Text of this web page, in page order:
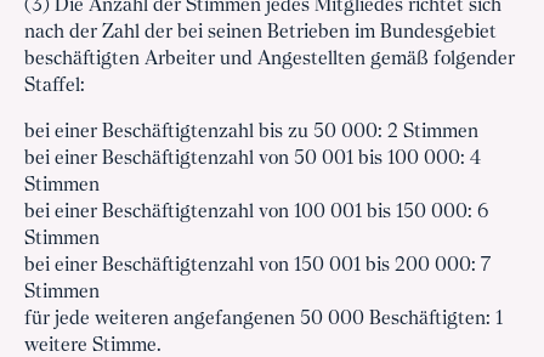
(3) Die Anzahl der Stimmen jedes Mitgliedes richtet sich
nach der Zahl der bei seinen Betrieben im Bundesgebiet
beschäftigten Arbeiter und Angestellten gemäß folgender
Staffel:
bei einer Beschäftigtenzahl bis zu 50 000: 2 Stimmen
bei einer Beschäftigtenzahl von 50 001 bis 100 000: 4
Stimmen
bei einer Beschäftigtenzahl von 100 001 bis 150 000: 6
Stimmen
bei einer Beschäftigtenzahl von 150 001 bis 200 000: 7
Stimmen
für jede weiteren angefangenen 50 000 Beschäftigten: 1
weitere Stimme.